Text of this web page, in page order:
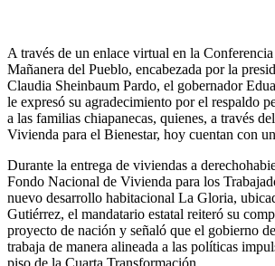
A través de un enlace virtual en la
Mañanera del Pueblo, encabezada por la
Claudia Sheinbaum Pardo, el gobernador
le expresó su agradecimiento por el respaldo
a las familias chiapanecas, quienes, a través
Vivienda para el Bienestar, hoy cuentan con
Durante la entrega de viviendas a
Fondo Nacional de Vivienda para los
nuevo desarrollo habitacional La Gloria,
Gutiérrez, el mandatario estatal reiteró su
proyecto de nación y señaló que el gobierno
trabaja de manera alineada a las políticas
piso de la Cuarta Transformación.